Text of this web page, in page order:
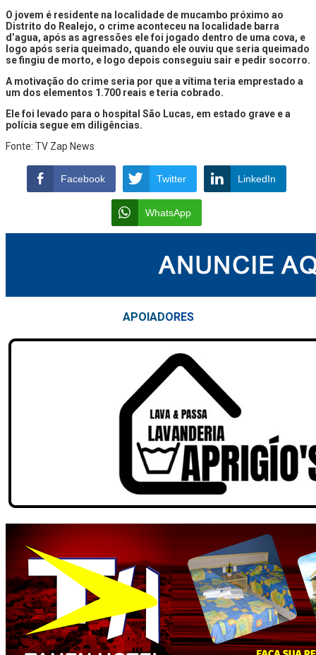
O jovem é residente na localidade de mucambo próximo ao
Distrito do Realejo, o crime aconteceu na localidade barra
d’agua, após as agressões ele foi jogado dentro de uma cova, e
logo após seria queimado, quando ele ouviu que seria queimado
se fingiu de morto, e logo depois conseguiu sair e pedir socorro.
A motivação do crime seria por que a vítima teria emprestado a
um dos elementos 1.700 reais e teria cobrado.
Ele foi levado para o hospital São Lucas, em estado grave e a
polícia segue em diligências.
Fonte: TV Zap News
Facebook Twitter LinkedIn
WhatsApp
APOIADORES